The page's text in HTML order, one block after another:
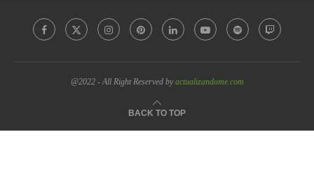
@2022 - All Right Reserved byactualizandome.com
BACK TO TOP